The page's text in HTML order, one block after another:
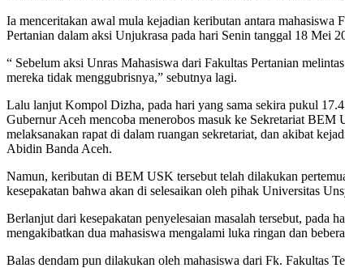
Ia menceritakan awal mula kejadian keributan antara mahasiswa
Pertanian dalam aksi Unjukrasa pada hari Senin tanggal 18 Mei
“ Sebelum aksi Unras Mahasiswa dari Fakultas Pertanian
mereka tidak menggubrisnya,” sebutnya lagi.
Lalu lanjut Kompol Dizha, pada hari yang sama sekira pukul
Gubernur Aceh mencoba menerobos masuk ke Sekretariat BEM
melaksanakan rapat di dalam ruangan sekretariat, dan akibat
Abidin Banda Aceh.
Namun, keributan di BEM USK tersebut telah dilakukan
kesepakatan bahwa akan di selesaikan oleh pihak Universitas
Berlanjut dari kesepakatan penyelesaian masalah tersebut,
mengakibatkan dua mahasiswa mengalami luka ringan dan
Balas dendam pun dilakukan oleh mahasiswa dari Fk. Fakultas